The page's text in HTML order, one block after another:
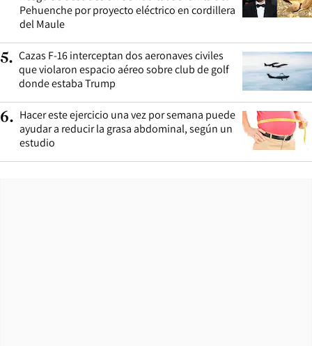
Pehuenche por proyecto eléctrico en cordillera
del Maule
5. Cazas F-16 interceptan dos aeronaves civiles
que violaron espacio aéreo sobre club de golf
donde estaba Trump
6. Hacer este ejercicio una vez por semana puede
ayudar a reducir la grasa abdominal, según un
estudio